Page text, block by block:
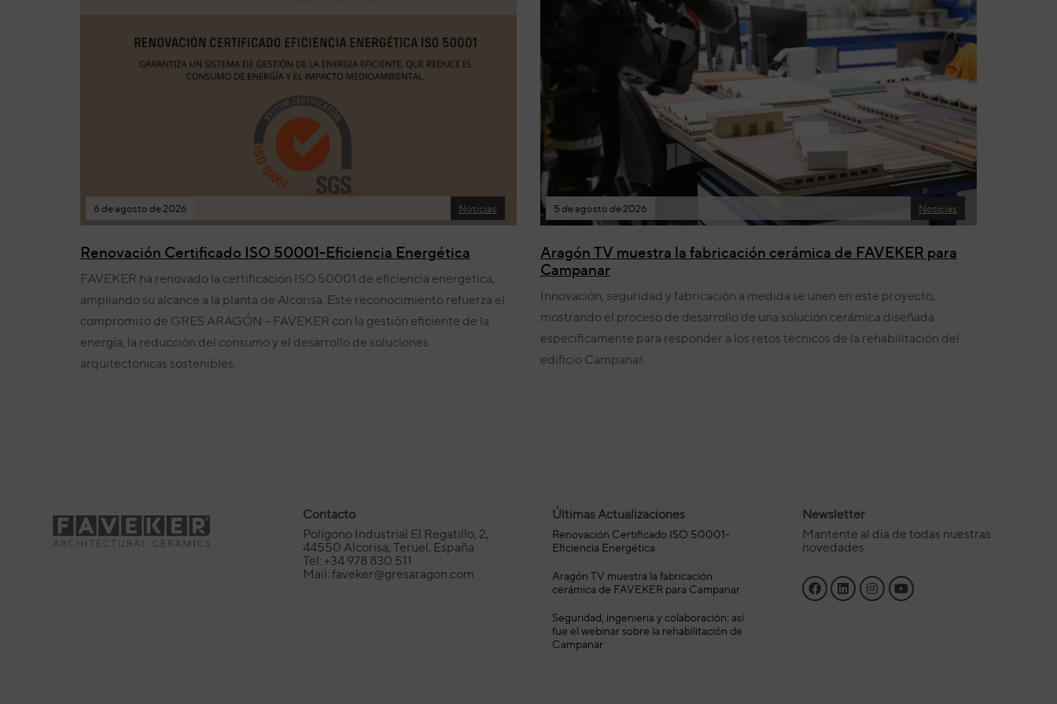
6 de agosto de 2026 Noticias
Renovación Certificado ISO 50001-Eficiencia Energética
FAVEKER ha renovado la certificación ISO 50001 de eficiencia energética,
ampliando su alcance a la planta de Alcorisa. Este reconocimiento refuerza el
compromiso de GRES ARAGÓN – FAVEKER con la gestión eficiente de la
energía, la reducción del consumo y el desarrollo de soluciones
arquitectónicas sostenibles.
5 de agosto de 2026 Noticias
Aragón TV muestra la fabricación cerámica de FAVEKER para
Campanar
Innovación, seguridad y fabricación a medida se unen en este proyecto,
mostrando el proceso de desarrollo de una solución cerámica diseñada
específicamente para responder a los retos técnicos de la rehabilitación del
edificio Campanar.
Contacto
Polígono Industrial El Regatillo, 2,
44550 Alcorisa, Teruel, España
Tel: +34 978 830 511
Mail: faveker@gresaragon.com
Últimas Actualizaciones
Renovación Certificado ISO 50001-
Eficiencia Energética
Aragón TV muestra la fabricación
cerámica de FAVEKER para Campanar
Seguridad, ingeniería y colaboración: así
fue el webinar sobre la rehabilitación de
Campanar
Newsletter
Mantente al día de todas nuestras
novedades